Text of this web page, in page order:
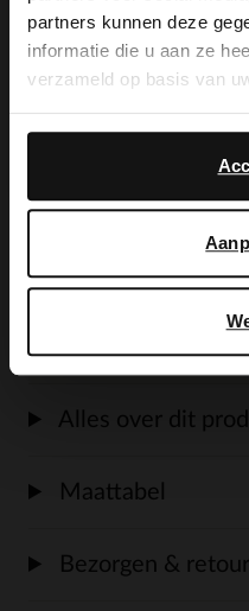
partners kunnen deze
informatie die u aan ze
verzameld op basis van
Omschrijving
met gespsluiting
kruislings over de
adviseren als
de Natural
Alles over dit
Maattabel
Bezorgen & retour
It looks like your
you like to switch to
English